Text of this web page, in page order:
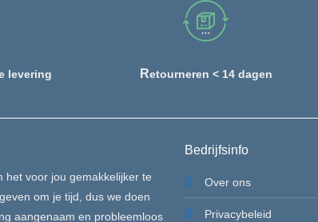
levering Retourneren < 14 dagen
het voor jou gemakkelijker te
om je tijd, dus we doen
aangenaam en probleemloos
Bedrijfsinfo
Over ons
Privacybeleid